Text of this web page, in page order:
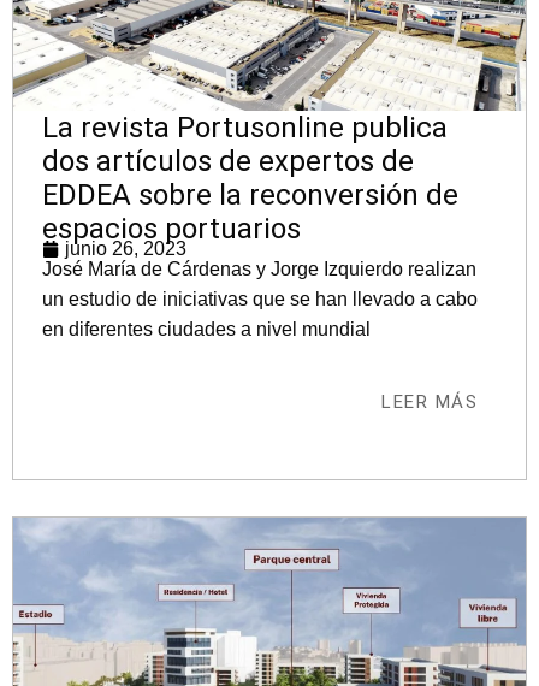
La revista Portusonline publica
dos artículos de expertos de
EDDEA sobre la reconversión de
espacios portuarios
junio 26, 2023
José María de Cárdenas y Jorge Izquierdo realizan
un estudio de iniciativas que se han llevado a cabo
en diferentes ciudades a nivel mundial
LEER MÁS